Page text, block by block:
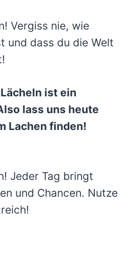
Vergiss nie, wie
und dass du die Welt
ist ein
lass uns heute
Lachen finden!
Jeder Tag bringt
und Chancen. Nutze